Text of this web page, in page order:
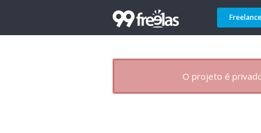
O projeto é